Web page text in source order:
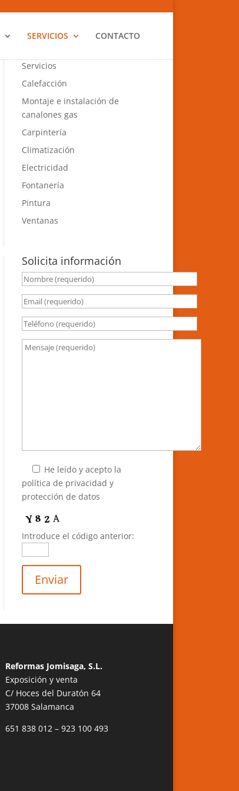
SERVICIOS CONTACTO
Servicios
Calefacción
Montaje e instalación de
canalones gas
Carpintería
Climatización
Electricidad
Fontanería
Pintura
Ventanas
Solicita información
He leído y acepto la
política de privacidad y
protección de datos
Introduce el código anterior:
Reformas Jomisaga, S.L.
Exposición y venta
C/ Hoces del Duratón 64
37008 Salamanca
651 838 012 – 923 100 493